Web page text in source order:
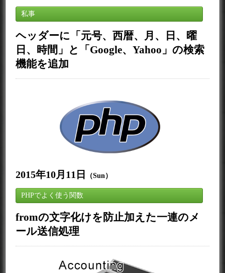
私事
ヘッダーに「元号、西暦、月、日、曜
日、時間」と「Google、Yahoo」の検索
機能を追加
2015年10月11日 （Sun）
PHPでよく使う関数
fromの文字化けを防止加えた一連のメ
ール送信処理